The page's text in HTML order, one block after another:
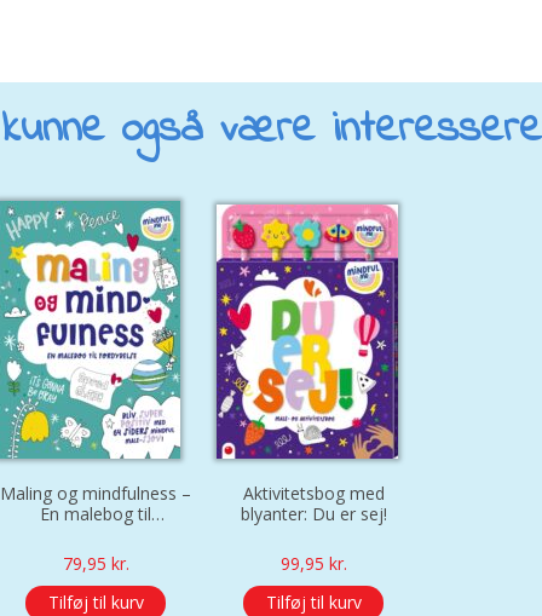
også være
Maling og mindfulness –
En malebog til
79,95 kr.
Tilføj til kurv
Aktivitetsbog med
blyanter: Du er sej!
99,95 kr.
Tilføj til kurv